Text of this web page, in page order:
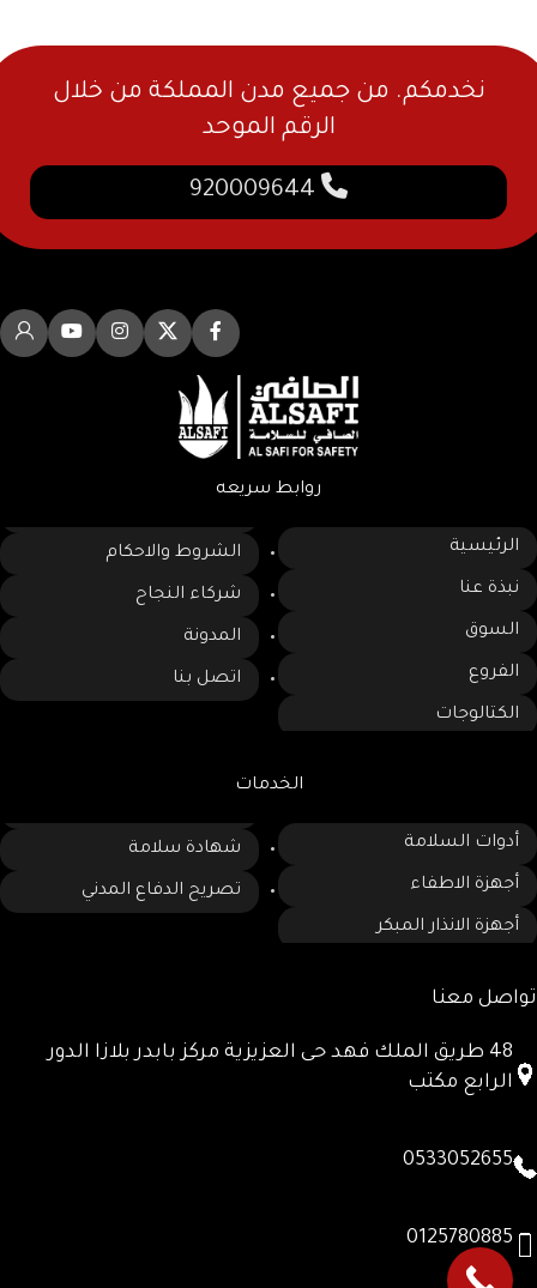
مناسب لجذب الانتباه والتحذير من
كفاءة عالية في استهلاك الطاقة.
نخدمكم. من جميع مدن المملكة من خلال
الرقم الموحد
روابط سريعه
الرئيسية
نبذة عنا
السوق
الفروع
الكتالوجات
الشروط والاحكام
شركاء النجاح
المدونة
اتصل بنا
الخدمات
أدوات السلامة
أجهزة الاطفاء
أجهزة الانذار المبكر
شهادة سلامة
تصريح الدفاع المدني
تواصل معنا
48 طريق الملك فهد حى العزيزية مركز بابدر بلازا الدور
الرابع مكتب
0533052655
0125780885